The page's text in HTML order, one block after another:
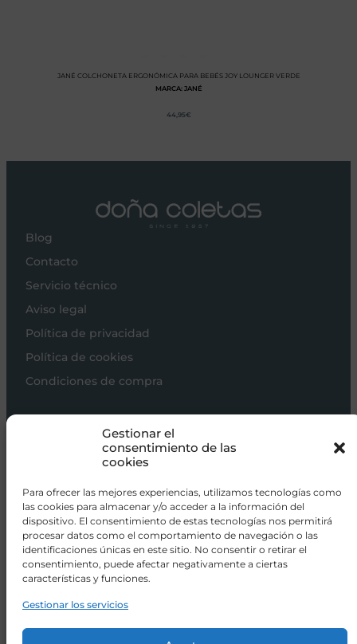
Gestionar el
consentimiento de las
cookies
Para ofrecer las mejores experiencias, utilizamos tecnologías como
las cookies para almacenar y/o acceder a la información del
dispositivo. El consentimiento de estas tecnologías nos permitirá
procesar datos como el comportamiento de navegación o las
identificaciones únicas en este sitio. No consentir o retirar el
consentimiento, puede afectar negativamente a ciertas
características y funciones.
Gestionar los servicios
JANÉ COLCHONETA ERGONÓMICA PARA BEBÉS JOY LOUNGER VERDE
MARCA: JANÉ
44,95€
Blog
Contacto
Servicio técnico
Aviso legal
Política de privacidad
Política de cookies
Condiciones de compra
Carros de bebé
Sillas de paseo
Alimentación
Hogar
Viajar
info@donacoletas.com
+34 91 626 62 75
Accesorios para bebés en Las Rozas